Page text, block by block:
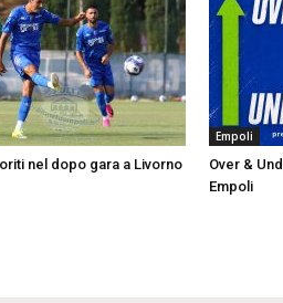
nel dopo gara a Livorno
Empoli
Over &
Empoli